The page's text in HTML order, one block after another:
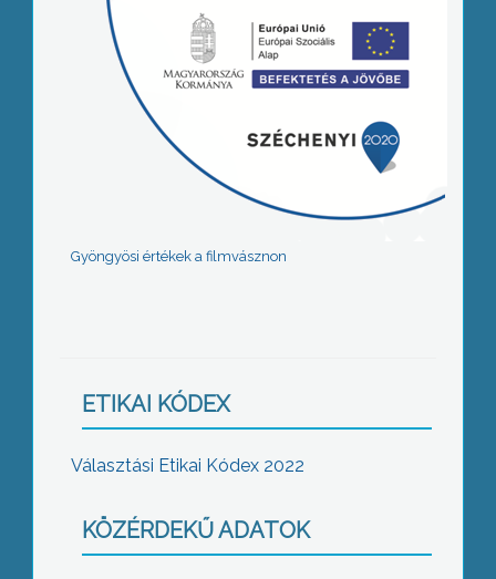
Gyöngyösi értékek a filmvásznon
ETIKAI KÓDEX
Választási Etikai Kódex 2022
KÖZÉRDEKŰ ADATOK